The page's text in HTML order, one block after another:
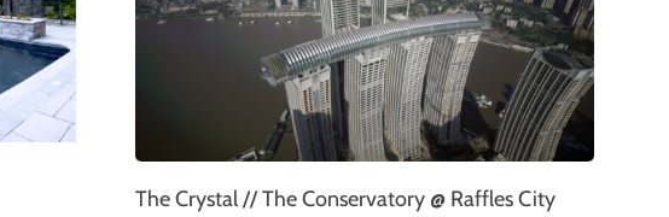
The Crystal // The Conservatory @ Raffles City